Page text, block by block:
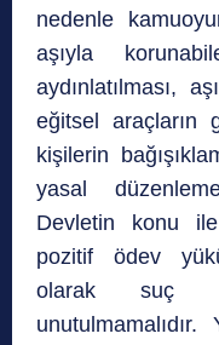
nedenle
aşıyla
aydınlatılması,
eğitsel araçların
kişilerin
yasal
Devletin konu ile
pozitif ödev
olarak suç